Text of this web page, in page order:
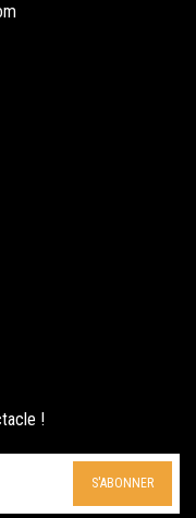
un moment de
!
S'ABONNER